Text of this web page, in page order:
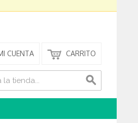
CUENTA CARRITO